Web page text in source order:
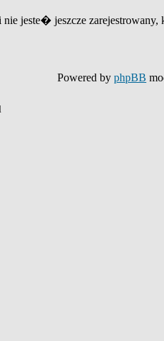
jeste� jeszcze
Powered by phpBB